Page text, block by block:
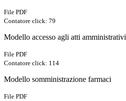
File PDF
Contatore click: 79
Modello accesso agli atti amministrativi
File PDF
Contatore click: 114
Modello somministrazione farmaci
File PDF